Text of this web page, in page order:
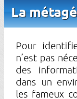
La
Pour
n’est pas
des
dans un
les fameux